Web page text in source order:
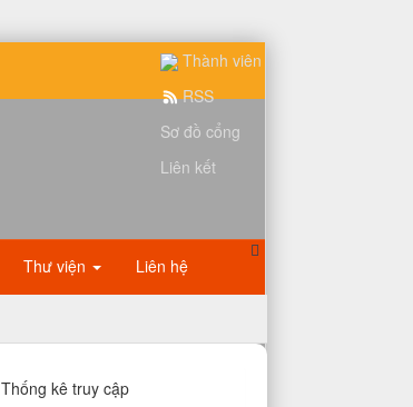
Thư viện Liên hệ
Thành viên
RSS
Sơ đồ cổng
Liên kết
Thống kê truy cập